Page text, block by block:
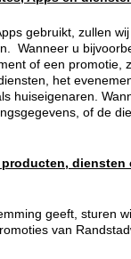
gebruikt, zullen
Wanneer u
of een promotie,
het
huiseigenaren.
of de
geeft, sturen
van